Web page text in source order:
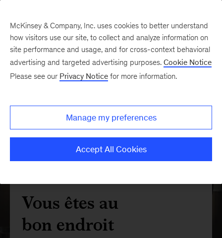
Vous êtes au
bon endroit
McKinsey & Company, Inc. uses cookies to better understand
how visitors use our site, to collect and analyze information on
site performance and usage, and for cross-context behavioral
advertising and targeted advertising purposes. Cookie Notice
Please see our Privacy Notice for more information.
Manage my preferences
Accept All Cookies